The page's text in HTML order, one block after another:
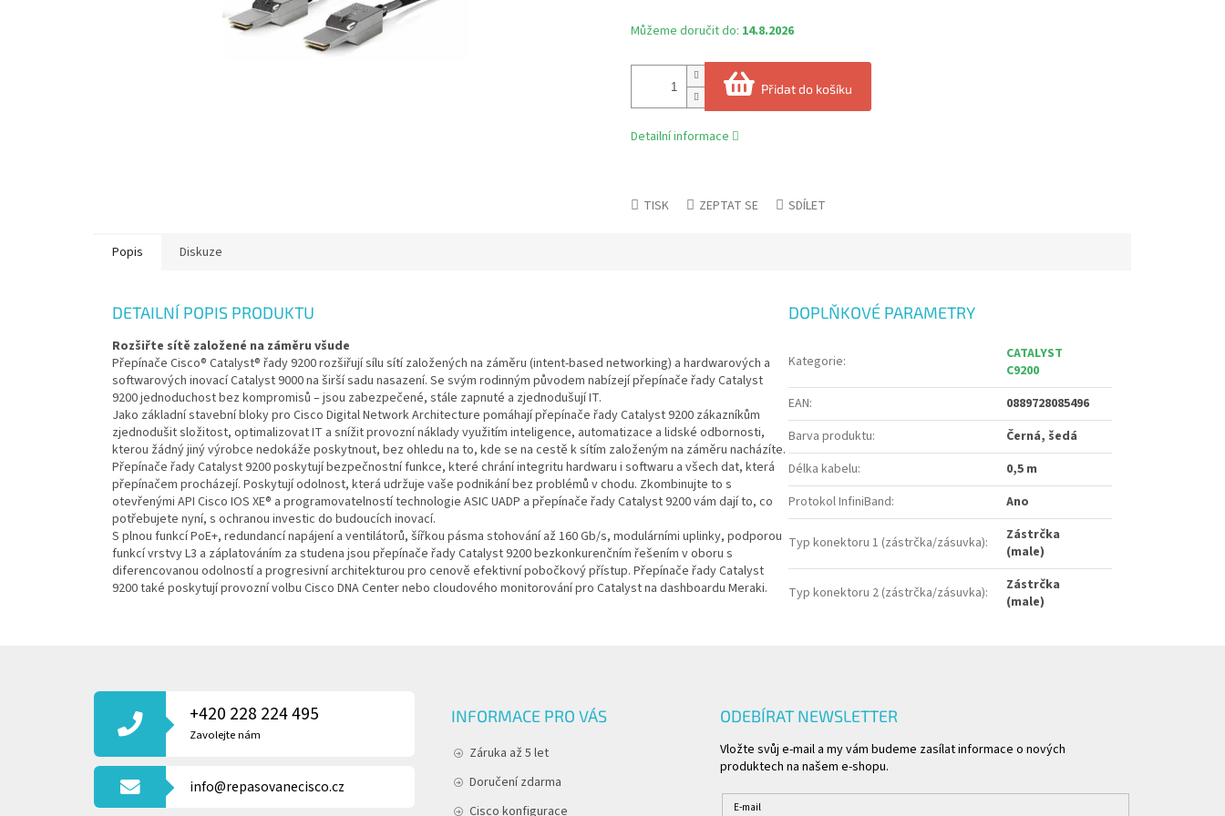
Můžeme doručit do: 14.8.2026
Přidat do košíku
Detailní informace
TISK ZEPTAT SE SDÍLET
Popis Diskuze
DETAILNÍ POPIS PRODUKTU
Rozšiřte sítě založené na záměru všude
Přepínače Cisco® Catalyst® řady 9200 rozšiřují sílu sítí založených na záměru (intent-based networking) a hardwarových a
softwarových inovací Catalyst 9000 na širší sadu nasazení. Se svým rodinným původem nabízejí přepínače řady Catalyst
9200 jednoduchost bez kompromisů – jsou zabezpečené, stále zapnuté a zjednodušují IT.
Jako základní stavební bloky pro Cisco Digital Network Architecture pomáhají přepínače řady Catalyst 9200 zákazníkům
zjednodušit složitost, optimalizovat IT a snížit provozní náklady využitím inteligence, automatizace a lidské odbornosti,
kterou žádný jiný výrobce nedokáže poskytnout, bez ohledu na to, kde se na cestě k sítím založeným na záměru nacházíte.
Přepínače řady Catalyst 9200 poskytují bezpečnostní funkce, které chrání integritu hardwaru i softwaru a všech dat, která
přepínačem procházejí. Poskytují odolnost, která udržuje vaše podnikání bez problémů v chodu. Zkombinujte to s
otevřenými API Cisco IOS XE® a programovatelností technologie ASIC UADP a přepínače řady Catalyst 9200 vám dají to, co
potřebujete nyní, s ochranou investic do budoucích inovací.
S plnou funkcí PoE+, redundancí napájení a ventilátorů, šířkou pásma stohování až 160 Gb/s, modulárními uplinky, podporou
funkcí vrstvy L3 a záplatováním za studena jsou přepínače řady Catalyst 9200 bezkonkurenčním řešením v oboru s
diferencovanou odolností a progresivní architekturou pro cenově efektivní pobočkový přístup. Přepínače řady Catalyst
9200 také poskytují provozní volbu Cisco DNA Center nebo cloudového monitorování pro Catalyst na dashboardu Meraki.
DOPLŇKOVÉ PARAMETRY
Kategorie:
CATALYST
C9200
EAN:
0889728085496
Barva produktu:
Černá, šedá
Délka kabelu:
0,5 m
Protokol InfiniBand: Ano
Typ konektoru 1 (zástrčka/zásuvka):
Zástrčka
(male)
Typ konektoru 2 (zástrčka/zásuvka):
Zástrčka
(male)
+420 228 224 495
Zavolejte nám
info@repasovanecisco.cz
INFORMACE PRO VÁS
Záruka až 5 let
Doručení zdarma
Cisco konfigurace
ODEBÍRAT NEWSLETTER
Vložte svůj e-mail a my vám budeme zasílat informace o nových
produktech na našem e-shopu.
E-mail